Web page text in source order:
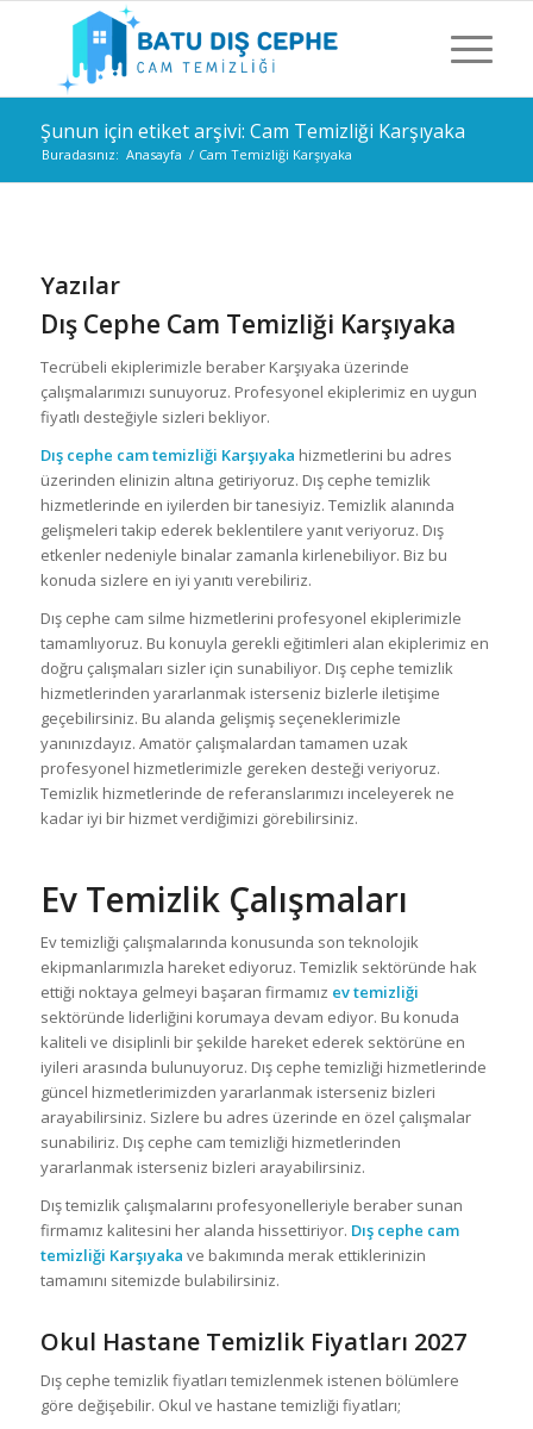
Şunun için etiket arşivi: Cam Temizliği Karşıyaka
Buradasınız: Anasayfa / Cam Temizliği Karşıyaka
Yazılar
Dış Cephe Cam Temizliği Karşıyaka
Tecrübeli ekiplerimizle beraber Karşıyaka üzerinde
çalışmalarımızı sunuyoruz. Profesyonel ekiplerimiz en uygun
fiyatlı desteğiyle sizleri bekliyor.
Dış cephe cam temizliği Karşıyaka hizmetlerini bu adres
üzerinden elinizin altına getiriyoruz. Dış cephe temizlik
hizmetlerinde en iyilerden bir tanesiyiz. Temizlik alanında
gelişmeleri takip ederek beklentilere yanıt veriyoruz. Dış
etkenler nedeniyle binalar zamanla kirlenebiliyor. Biz bu
konuda sizlere en iyi yanıtı verebiliriz.
Dış cephe cam silme hizmetlerini profesyonel ekiplerimizle
tamamlıyoruz. Bu konuyla gerekli eğitimleri alan ekiplerimiz en
doğru çalışmaları sizler için sunabiliyor. Dış cephe temizlik
hizmetlerinden yararlanmak isterseniz bizlerle iletişime
geçebilirsiniz. Bu alanda gelişmiş seçeneklerimizle
yanınızdayız. Amatör çalışmalardan tamamen uzak
profesyonel hizmetlerimizle gereken desteği veriyoruz.
Temizlik hizmetlerinde de referanslarımızı inceleyerek ne
kadar iyi bir hizmet verdiğimizi görebilirsiniz.
Ev Temizlik Çalışmaları
Ev temizliği çalışmalarında konusunda son teknolojik
ekipmanlarımızla hareket ediyoruz. Temizlik sektöründe hak
ettiği noktaya gelmeyi başaran firmamız ev temizliği
sektöründe liderliğini korumaya devam ediyor. Bu konuda
kaliteli ve disiplinli bir şekilde hareket ederek sektörüne en
iyileri arasında bulunuyoruz. Dış cephe temizliği hizmetlerinde
güncel hizmetlerimizden yararlanmak isterseniz bizleri
arayabilirsiniz. Sizlere bu adres üzerinde en özel çalışmalar
sunabiliriz. Dış cephe cam temizliği hizmetlerinden
yararlanmak isterseniz bizleri arayabilirsiniz.
Dış temizlik çalışmalarını profesyonelleriyle beraber sunan
firmamız kalitesini her alanda hissettiriyor. Dış cephe cam
temizliği Karşıyaka ve bakımında merak ettiklerinizin
tamamını sitemizde bulabilirsiniz.
Okul Hastane Temizlik Fiyatları 2027
Dış cephe temizlik fiyatları temizlenmek istenen bölümlere
göre değişebilir. Okul ve hastane temizliği fiyatları;